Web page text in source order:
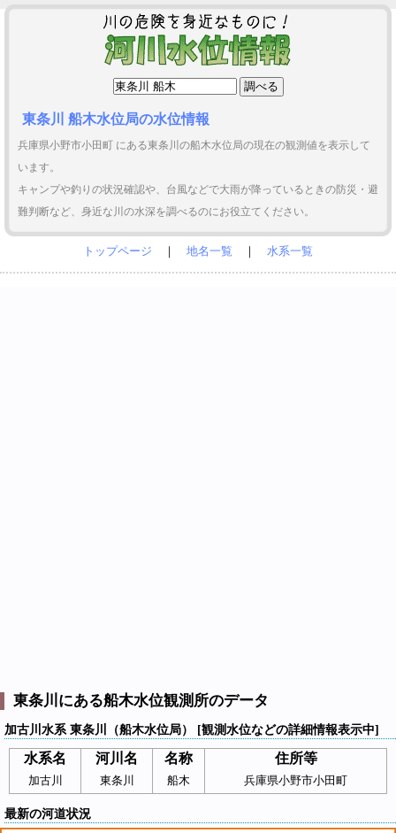
東条川 船木水位局の水位情報
兵庫県小野市小田町 にある東条川の船木水位局の現在の観測値を表示して
います。
キャンプや釣りの状況確認や、台風などで大雨が降っているときの防災・避
難判断など、身近な川の水深を調べるのにお役立てください。
トップページ ｜ 地名一覧 ｜ 水系一覧
東条川にある船木水位観測所のデータ
加古川水系 東条川（船木水位局） [観測水位などの詳細情報表示中]
水系名 河川名 名称 住所等
加古川 東条川 船木 兵庫県小野市小田町
最新の河道状況